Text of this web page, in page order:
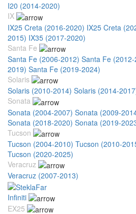
I20 (2014-2020)
IX
IX25 Creta (2016-2020) IX25 Creta
2015) IX35 (2017-2020)
Santa Fe
Santa Fe (2006-2012) Santa Fe
2019) Santa Fe (2019-2024)
Solaris
Solaris (2010-2014) Solaris (2014-
Sonata
Sonata (2004-2007) Sonata (2009-
Sonata (2018-2020) Sonata (2019-
Tucson
Tucson (2004-2010) Tucson (2010-
Tucson (2020-2025)
Veracruz
Veracruz (2007-2013)
Infiniti
EX25